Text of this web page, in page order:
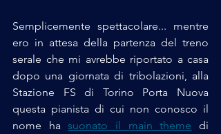
Semplicemente spettacolare... mentre
ero in attesa della partenza del treno
serale che mi avrebbe riportato a casa
dopo una giornata di tribolazioni, alla
Stazione FS di Torino Porta Nuova
questa pianista di cui non conosco il
nome ha suonato il main theme